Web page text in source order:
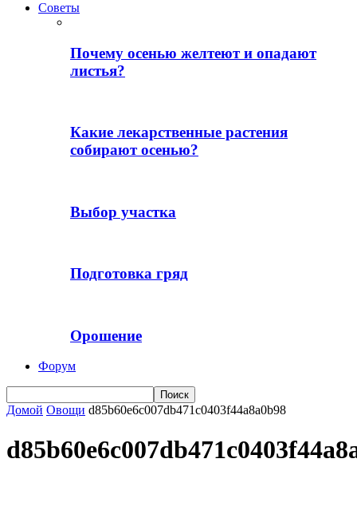
Советы
Почему осенью желтеют и опадают
листья?
Какие лекарственные растения
собирают осенью?
Выбор участка
Подготовка гряд
Орошение
Форум
Домой Овощи d85b60e6c007db471c0403f44a8a0b98